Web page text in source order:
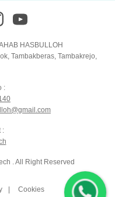
HASBULLOH
Tambakberas, Tambakrejo,
:
:
. All Right Reserved
Cookies